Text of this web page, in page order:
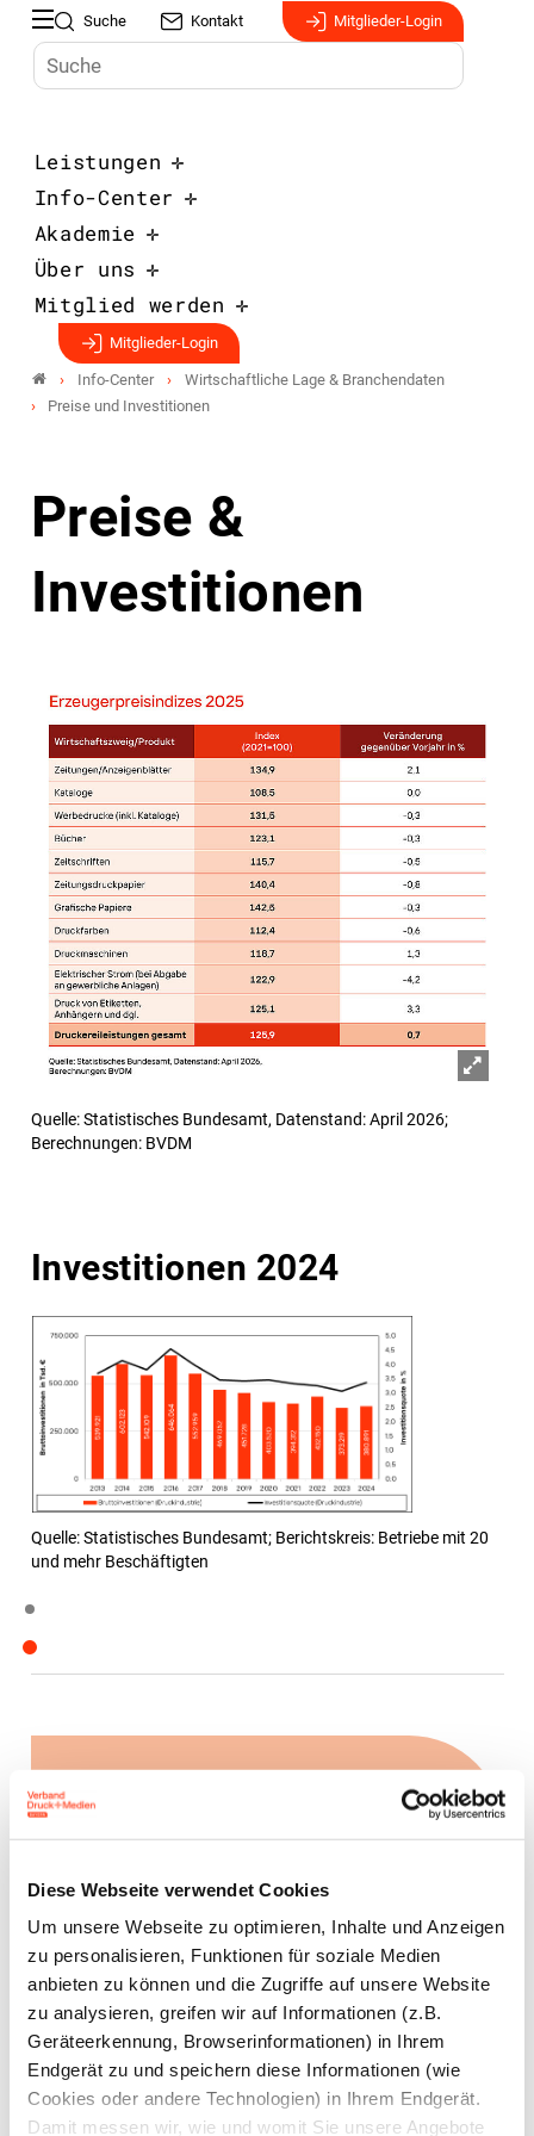
Diese Webseite verwendet Cookies
Um unsere Webseite zu optimieren, Inhalte und Anzeigen
zu personalisieren, Funktionen für soziale Medien
anbieten zu können und die Zugriffe auf unsere Website
zu analysieren, greifen wir auf Informationen (z.B.
Geräteerkennung, Browserinformationen) in Ihrem
Endgerät zu und speichern diese Informationen (wie
Cookies oder andere Technologien) in Ihrem Endgerät.
Damit messen wir, wie und womit Sie unsere Angebote
Suche Kontakt Mitglieder-Login
Leistungen
Info-Center
Akademie
Über uns
Mitglied werden
Mitglieder-Login
Info-Center
Wirtschaftliche Lage & Branchendaten
Preise und Investitionen
Preise &
Investitionen
Quelle: Statistisches Bundesamt, Datenstand: April 2026;
Berechnungen: BVDM
Investitionen 2024
Quelle: Statistisches Bundesamt; Berichtskreis: Betriebe mit 20
und mehr Beschäftigten
Ansprechpartner
Dr. Tobias
Zander
Referent
Wirtschaftspolitik
tobias.zander@bvdm-
online.de
209139-141